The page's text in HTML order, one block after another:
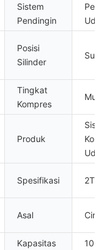
Sistem
Pendingin
Udara
Posisi
Silinder
Sudut
Tingkat
Kompres
Produk
Udara
Spesifikasi 2T
Asal Cina
Kapasitas
100